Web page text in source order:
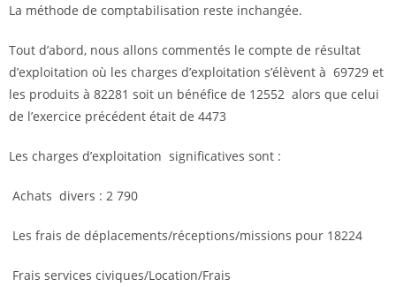
La méthode de comptabilisation reste inchangée.
Tout d’abord, nous allons commentés le compte de résultat
d’exploitation où les charges d’exploitation s’élèvent à 69729 et
les produits à 82281 soit un bénéfice de 12552 alors que celui
de l’exercice précédent était de 4473
Les charges d’exploitation significatives sont :
Achats divers : 2 790
Les frais de déplacements/réceptions/missions pour 18224
Frais services civiques/Location/Frais